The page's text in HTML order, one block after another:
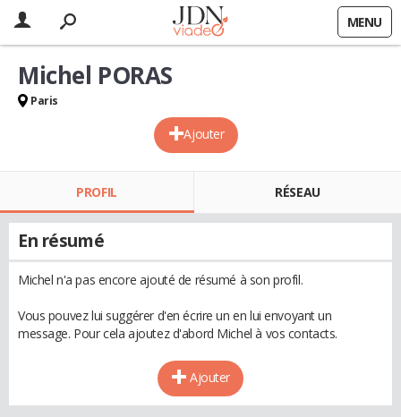
MENU
Ajouter
Michel PORAS
Paris
PROFIL RÉSEAU
En résumé
Michel n'a pas encore ajouté de résumé à son profil.
Vous pouvez lui suggérer d'en écrire un en lui envoyant un
message. Pour cela ajoutez d'abord Michel à vos contacts.
Ajouter